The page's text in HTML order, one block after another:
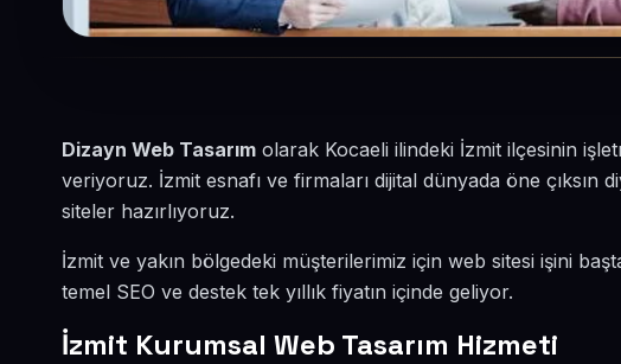
Dizayn Web Tasarım olarak Kocaeli ilindeki İzmit ilçesinin
veriyoruz. İzmit esnafı ve firmaları dijital dünyada öne
siteler hazırlıyoruz.
İzmit ve yakın bölgedeki müşterilerimiz için web sitesi işini
temel SEO ve destek tek yıllık fiyatın içinde geliyor.
İzmit Kurumsal Web Tasarım Hizmeti